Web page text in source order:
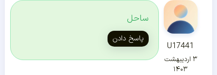
U17441
۳ اردیبهشت
۱۴۰۳
ساحل
پاسخ دادن